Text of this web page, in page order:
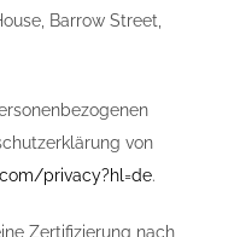
Barrow Street,
von
privacy?hl=de.
Zertifizierung nach